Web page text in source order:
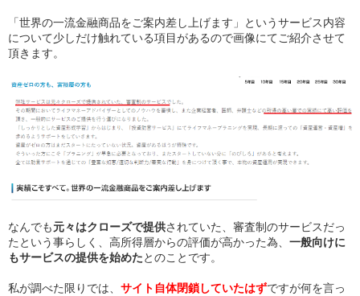
「世界の一流金融商品をご案内差し上げます」というサービス内容
について少しだけ触れている項目があるので画像にてご紹介させて
頂きます。
なんでも元々はクローズで提供されていた、審査制のサービスだっ
たという事らしく、高所得層からの評価が高かった為、 一般向けに
もサービスの提供を始めたとのことです。
私が調べた限りでは、 サイト自体閉鎖していたはずですが何を言っ